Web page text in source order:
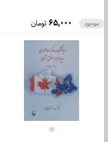
65,000 تومان موجود